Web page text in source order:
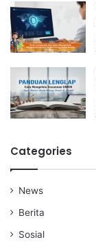
Categories
News
Berita
Sosial